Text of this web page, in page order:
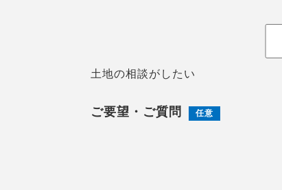
土地の相談がしたい
ご要望・ご質問 任意